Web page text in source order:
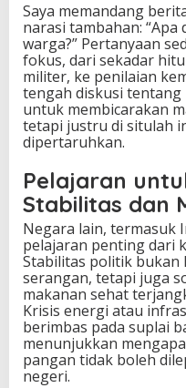
Saya memandang
narasi tambahan:
warga?” Pertanyaan
fokus, dari sekadar
militer, ke penilaian
tengah diskusi
untuk membicarakan
tetapi justru di situlah
dipertaruhkan.
Pelajaran
Stabilitas dan
Negara lain, termasuk
pelajaran penting dari
Stabilitas politik bukan
serangan, tetapi juga
makanan sehat
Krisis energi atau
berimbas pada suplai
menunjukkan
pangan tidak boleh
negeri.